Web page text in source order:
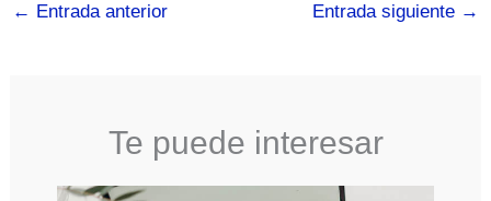
← Entrada anterior Entrada siguiente →
Te puede interesar